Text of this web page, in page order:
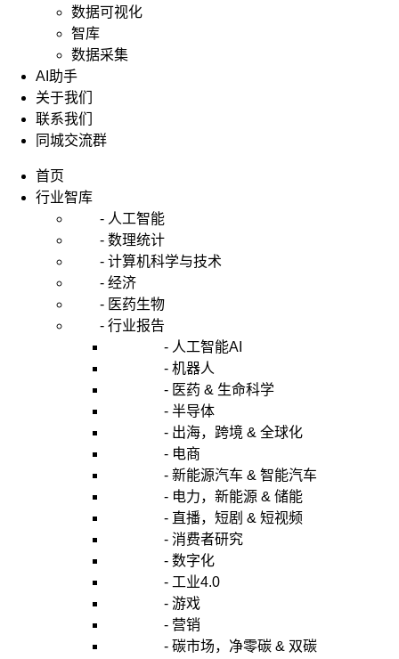
数据可视化
智库
数据采集
AI助手
关于我们
联系我们
同城交流群
首页
行业智库
- 人工智能
- 数理统计
- 计算机科学与技术
- 经济
- 医药生物
- 行业报告
- 人工智能AI
- 机器人
- 医药 & 生命科学
- 半导体
- 出海，跨境 & 全球化
- 电商
- 新能源汽车 & 智能汽车
- 电力，新能源 & 储能
- 直播，短剧 & 短视频
- 消费者研究
- 数字化
- 工业4.0
- 游戏
- 营销
- 碳市场，净零碳 & 双碳